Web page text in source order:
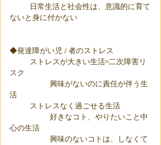
ないと身に付かない
◆発達障がい児 / 者のストレス
スク
活
	ストレスなく過ごせる生活
心の生活